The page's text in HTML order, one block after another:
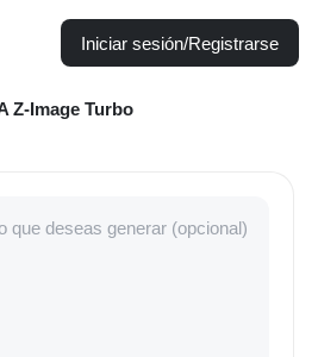
Iniciar sesión/Registrarse
Z-Image Turbo